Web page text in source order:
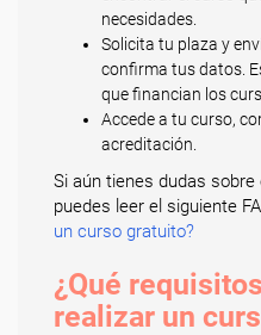
necesidades.
Solicita tu plaza y
confirma tus datos.
que financian los
Accede a tu curso,
acreditación.
Si aún tienes dudas
puedes leer el siguiente
un curso gratuito?
¿Qué
realizar un